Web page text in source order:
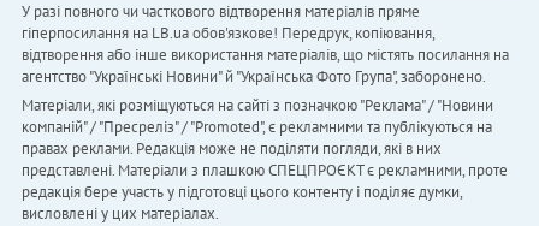
У разі повного чи часткового відтворення матеріалів пряме
гіперпосилання на LB.ua обов'язкове! Передрук, копіювання,
відтворення або інше використання матеріалів, що містять посилання на
агентство "Українськi Новини" й "Українська Фото Група", заборонено.
Матеріали, які розміщуються на сайті з позначкою "Реклама" / "Новини
компаній" / "Пресреліз" / "Promoted", є рекламними та публікуються на
правах реклами. Редакція може не поділяти погляди, які в них
представлені. Матеріали з плашкою СПЕЦПРОЄКТ є рекламними, проте
редакція бере участь у підготовці цього контенту і поділяє думки,
висловлені у цих матеріалах.